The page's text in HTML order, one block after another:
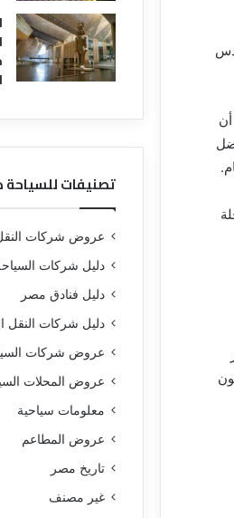
تصنيفات
عروض شركات
دليل شركات
دليل فنادق مصر
دليل شركات النقل
عروض شركات
عروض المحلات
معلومات سياحية
عروض المطاعم
تاريخ مصر
غير مصنف